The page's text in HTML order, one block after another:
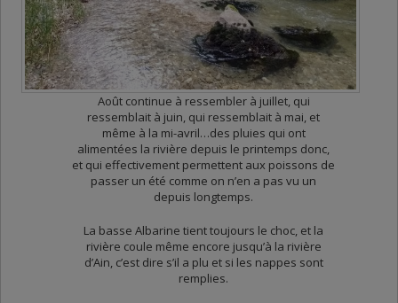
Août continue à ressembler à juillet, qui
ressemblait à juin, qui ressemblait à mai, et
même à la mi-avril…des pluies qui ont
alimentées la rivière depuis le printemps donc,
et qui effectivement permettent aux poissons de
passer un été comme on n’en a pas vu un
depuis longtemps.
La basse Albarine tient toujours le choc, et la
rivière coule même encore jusqu’à la rivière
d’Ain, c’est dire s’il a plu et si les nappes sont
remplies.